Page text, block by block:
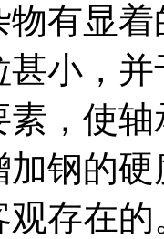
有显
小，
，使
钢的
观存在的